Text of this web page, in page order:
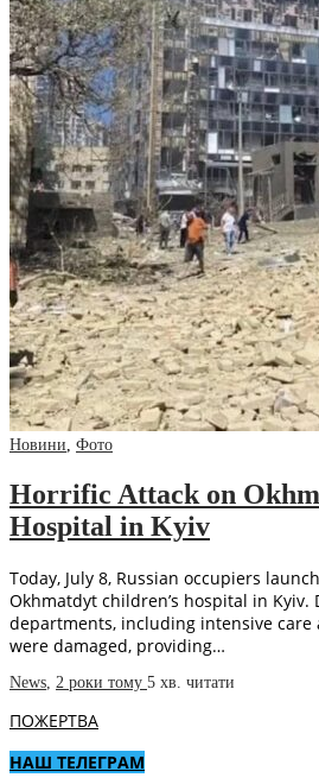
Новини, Фото
Horrific Attack on
Hospital in Kyiv
Today, July 8, Russian occupiers
Okhmatdyt children’s hospital in
departments, including intensive care
were damaged, providing…
News, 2 роки тому 5 хв. читати
ПОЖЕРТВА
НАШ ТЕЛЕГРАМ